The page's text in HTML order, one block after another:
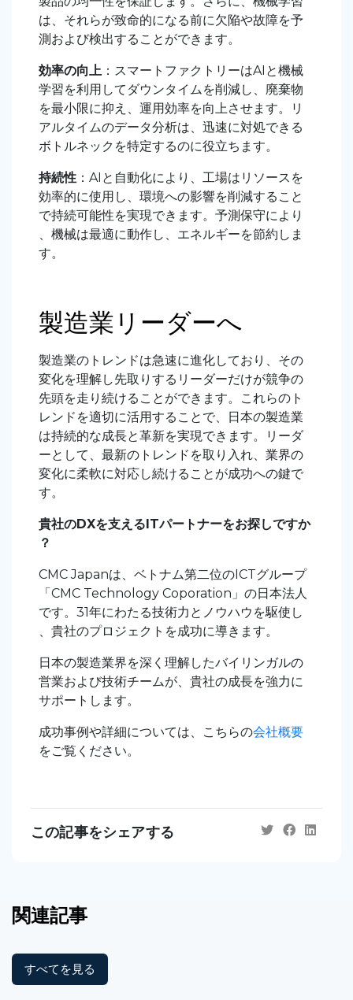
は、それらが致命的になる前に欠陥や故障を予
測および検出することができます。
効率の向上 ：スマートファクトリーはAIと機械
学習を利用してダウンタイムを削減し、廃棄物
を最小限に抑え、運用効率を向上させます。リ
アルタイムのデータ分析は、迅速に対処できる
ボトルネックを特定するのに役立ちます。
持続性 ：AIと自動化により、工場はリソースを
効率的に使用し、環境への影響を削減すること
で持続可能性を実現できます。予測保守により
、機械は最適に動作し、エネルギーを節約しま
す。
製造業リーダーへ
製造業のトレンドは急速に進化しており、その
変化を理解し先取りするリーダーだけが競争の
先頭を走り続けることができます。これらのト
レンドを適切に活用することで、日本の製造業
は持続的な成長と革新を実現できます。リーダ
ーとして、最新のトレンドを取り入れ、業界の
変化に柔軟に対応し続けることが成功への鍵で
す。
貴社のDXを支えるITパートナーをお探しですか
？
CMC Japanは、ベトナム第二位のICTグループ
「CMC Technology Coporation」の日本法人
です。31年にわたる技術力とノウハウを駆使し
、貴社のプロジェクトを成功に導きます。
日本の製造業界を深く理解したバイリンガルの
営業および技術チームが、貴社の成長を強力に
サポートします。
成功事例や詳細については、こちらの会社概要
をご覧ください。
この記事をシェアする
関連記事
すべてを見る